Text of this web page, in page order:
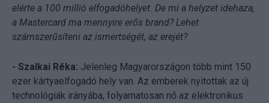
elérte a 100 millió elfogadóhelyet. De mi a helyzet idehaza,
a Mastercard ma mennyire erős brand? Lehet
számszerűsíteni az ismertségét, az erejét?
- Szalkai Réka: Jelenleg Magyarországon több mint 150
ezer kártyaelfogadó hely van. Az emberek nyitottak az új
technológiák irányába, folyamatosan nő az elektronikus